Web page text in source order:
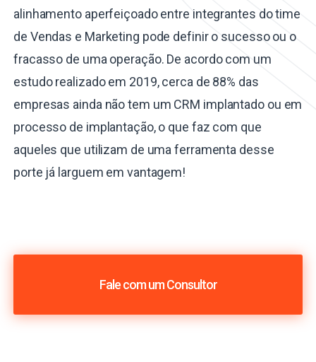
alinhamento aperfeiçoado entre integrantes do time
de Vendas e Marketing pode definir o sucesso ou o
fracasso de uma operação. De acordo com um
estudo realizado em 2019, cerca de 88% das
empresas ainda não tem um CRM implantado ou em
processo de implantação, o que faz com que
aqueles que utilizam de uma ferramenta desse
porte já larguem em vantagem!
Fale com um Consultor